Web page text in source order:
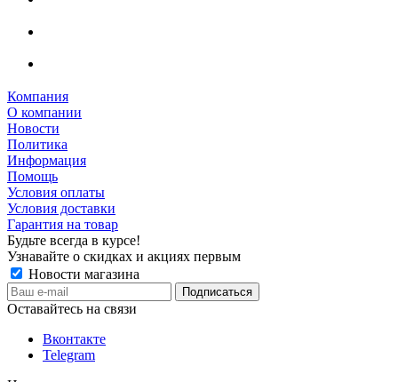
Компания
О компании
Новости
Политика
Информация
Помощь
Условия оплаты
Условия доставки
Гарантия на товар
Будьте всегда в курсе!
Узнавайте о скидках и акциях первым
Новости магазина
Оставайтесь на связи
Вконтакте
Telegram